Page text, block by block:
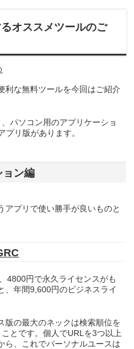
オススメツールのご
利な無料ツールを今回はご紹介
パソコン用のアプリケーショ
プリ版があります。
ョン編
アプリで使い勝手が良いものと
4800円で永久ライセンスがも
、年間9,600円のビジネスライ
版の最大のネックは検索順位を
とです。個人でURLを3つ以上
ら、これでパーソナルユースは